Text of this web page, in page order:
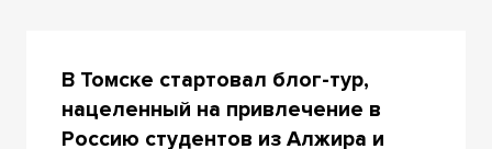
В Томске стартовал блог-тур,
нацеленный на привлечение в
Россию студентов из Алжира и